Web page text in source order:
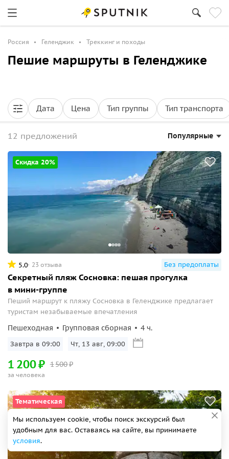
Россия Геленджик Треккинг и походы
Пешие маршруты в Геленджике
Дата Цена Тип группы Тип транспорта
12 предложений Популярные
Скидка 20%
5.0 23 отзыва Без предоплаты
Секретный пляж Сосновка: пешая прогулка
в мини-группе
Пеший маршрут к пляжу Сосновка в Геленджике предлагает
туристам незабываемые впечатления
Пешеходная Групповая сборная 4 ч.
Завтра в 09:00 Чт, 13 авг, 09:00
1500₽
1 200₽
за человека
Тематическая
Мы используем cookie, чтобы поиск экскурсий был
удобным для вас. Оставаясь на сайте, вы принимаете
условия.